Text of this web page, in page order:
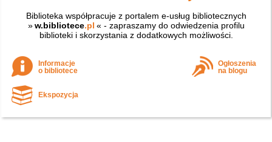
Biblioteka współpracuje z portalem e-usług bibliotecznych
» w.bibliotece.pl « - zapraszamy do odwiedzenia profilu
biblioteki i skorzystania z dodatkowych możliwości.
Informacje
o bibliotece
Ogłoszenia
na blogu
Ekspozycja